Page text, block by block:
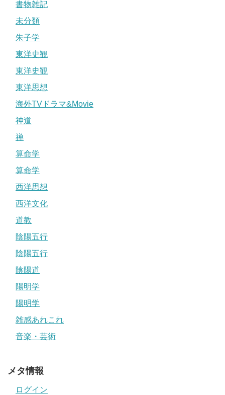
書物雑記
未分類
朱子学
東洋史観
東洋史観
東洋思想
海外TVドラマ&Movie
神道
禅
算命学
算命学
西洋思想
西洋文化
道教
陰陽五行
陰陽五行
陰陽道
陽明学
陽明学
雑感あれこれ
音楽・芸術
メタ情報
ログイン